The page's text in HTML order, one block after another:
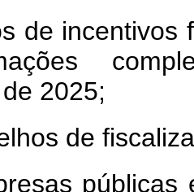
de incentivos
2025;
de
públicas